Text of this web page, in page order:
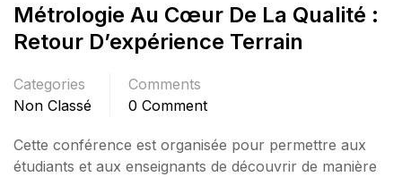
Métrologie Au Cœur De La Qualité :
Retour D’expérience Terrain
Categories
Non Classé
Comments
0 Comment
Cette conférence est organisée pour permettre aux
étudiants et aux enseignants de découvrir de manière